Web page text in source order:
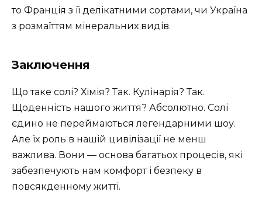
то Франція з її делікатними сортами, чи Україна
з розмаїттям мінеральних видів.
Заключення
Що таке солі? Хімія? Так. Кулінарія? Так.
Щоденність нашого життя? Абсолютно. Солі
єдино не переймаються легендарними шоу.
Але їх роль в нашій цивілізації не менш
важлива. Вони — основа багатьох процесів, які
забезпечують нам комфорт і безпеку в
повсякденному житті.